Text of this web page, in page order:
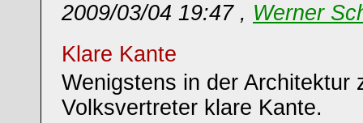
2009/03/04 19:47 , Werner
Klare Kante
Wenigstens in der Architektur
Volksvertreter klare Kante.